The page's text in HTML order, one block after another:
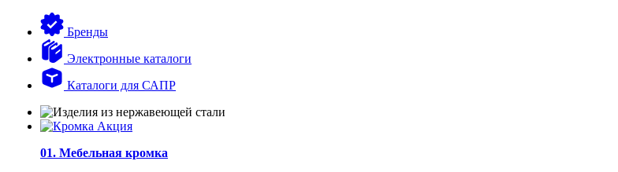
Бренды
Электронные каталоги
Каталоги для САПР
01. Мебельная кромка